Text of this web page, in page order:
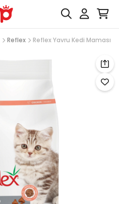
Reflex Reflex Yavru Kedi Maması